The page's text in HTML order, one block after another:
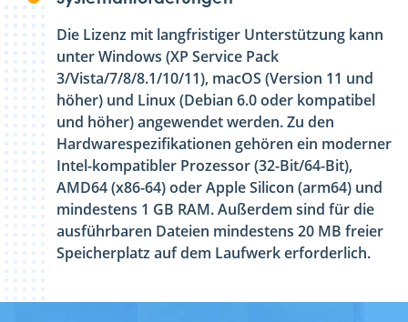
Die Lizenz mit langfristiger Unterstützung kann
unter Windows (XP Service Pack
3/Vista/7/8/8.1/10/11), macOS (Version 11 und
höher) und Linux (Debian 6.0 oder kompatibel
und höher) angewendet werden. Zu den
Hardwarespezifikationen gehören ein moderner
Intel-kompatibler Prozessor (32-Bit/64-Bit),
AMD64 (x86-64) oder Apple Silicon (arm64) und
mindestens 1 GB RAM. Außerdem sind für die
ausführbaren Dateien mindestens 20 MB freier
Speicherplatz auf dem Laufwerk erforderlich.